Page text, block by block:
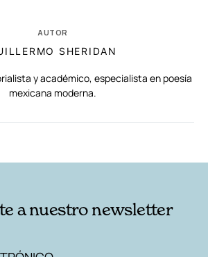
AUTOR
SHERIDAN
y académico, especialista en poesía
mexicana moderna.
a nuestro newsletter